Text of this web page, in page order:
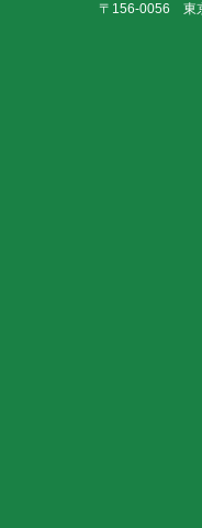
〒156-0056 東